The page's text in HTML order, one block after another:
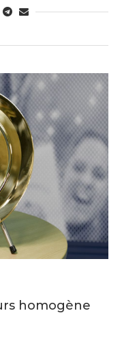
homogène